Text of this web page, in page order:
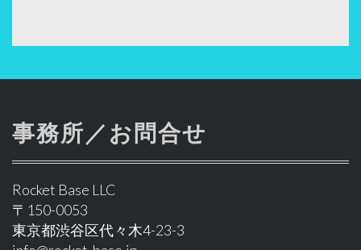
事務所／お問合せ
Rocket Base LLC
〒150-0053
東京都渋谷区代々木4-23-3